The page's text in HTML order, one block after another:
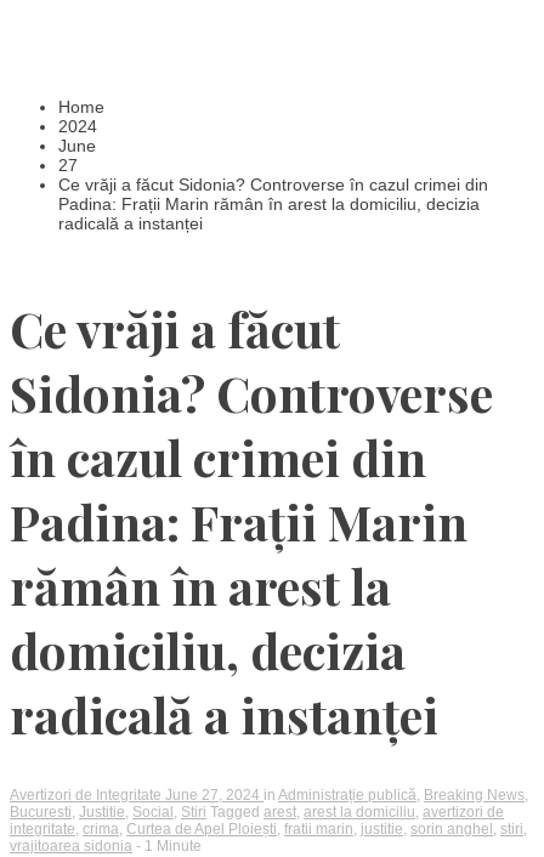
Home
2024
June
27
Ce vrăji a făcut Sidonia? Controverse în cazul crimei din
Padina: Frații Marin rămân în arest la domiciliu, decizia
radicală a instanței
Ce vrăji a făcut
Sidonia? Controverse
în cazul crimei din
Padina: Frații Marin
rămân în arest la
domiciliu, decizia
radicală a instanței
Avertizori de Integritate June 27, 2024 in Administrație publică, Breaking News,
Bucuresti, Justitie, Social , Stiri Tagged arest, arest la domiciliu, avertizori de
integritate, crima, Curtea de Apel Ploiești, fratii marin, justitie, sorin anghel , stiri,
vrajitoarea sidonia - 1 Minute